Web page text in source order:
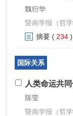
魏衍华
暨南学报（哲
摘要 ( 234 )
国际关系
人类命运共
陈莹
暨南学报（哲